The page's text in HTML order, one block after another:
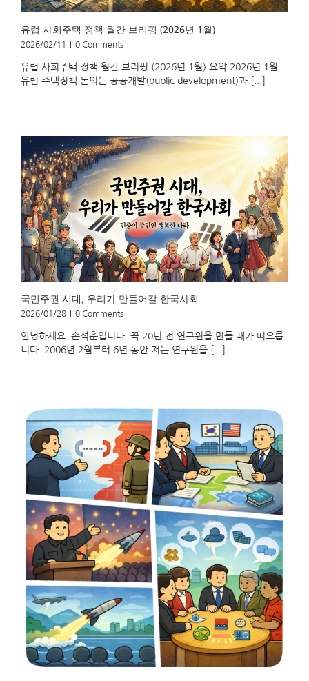
유럽 사회주택 정책 월간 브리핑 (2026년 1월)
2026/02/11 0 Comments
유럽 사회주택 정책 월간 브리핑 (2026년 1월) 요약 2026년 1월
유럽 주택정책 논의는 공공개발(public development)과 [...]
국민주권 시대, 우리가 만들어갈 한국사회
2026/01/28 0 Comments
안녕하세요. 손석춘입니다. 꼭 20년 전 연구원을 만들 때가 떠오릅
니다. 2006년 2월부터 6년 동안 저는 연구원을 [...]